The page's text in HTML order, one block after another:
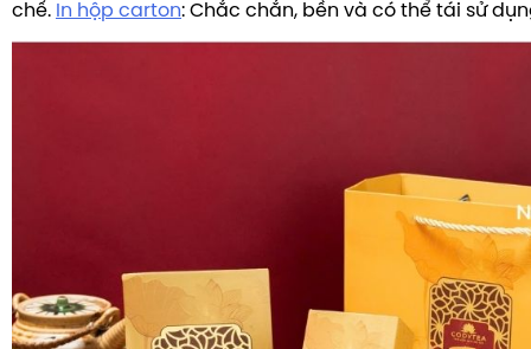
chế. In hộp carton: Chắc chắn, bền và có thể tái sử